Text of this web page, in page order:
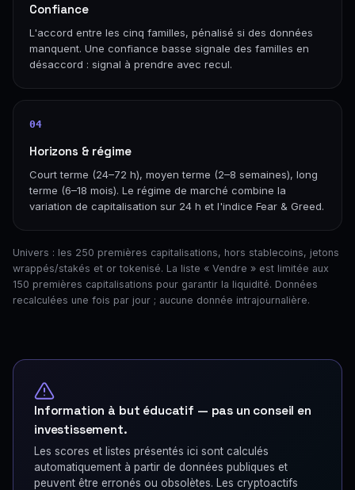
Confiance
L'accord entre les cinq familles, pénalisé si des données
manquent. Une confiance basse signale des familles en
désaccord : signal à prendre avec recul.
04
Horizons & régime
Court terme (24–72 h), moyen terme (2–8 semaines), long
terme (6–18 mois). Le régime de marché combine la
variation de capitalisation sur 24 h et l'indice Fear & Greed.
Univers : les 250 premières capitalisations, hors stablecoins, jetons
wrappés/stakés et or tokenisé. La liste « Vendre » est limitée aux
150 premières capitalisations pour garantir la liquidité. Données
recalculées une fois par jour ; aucune donnée intrajournalière.
Information à but éducatif — pas un conseil en
investissement.
Les scores et listes présentés ici sont calculés
automatiquement à partir de données publiques et
peuvent être erronés ou obsolètes. Les cryptoactifs